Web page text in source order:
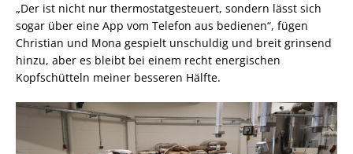
„Der ist nicht nur thermostatgesteuert, sondern lässt sich
sogar über eine App vom Telefon aus bedienen“, fügen
Christian und Mona gespielt unschuldig und breit grinsend
hinzu, aber es bleibt bei einem recht energischen
Kopfschütteln meiner besseren Hälfte.